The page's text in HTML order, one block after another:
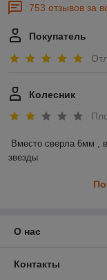
753 отзывов за
Покупатель
Колесник
Вместо сверла 6мм ,
звезды
О нас
Контакты